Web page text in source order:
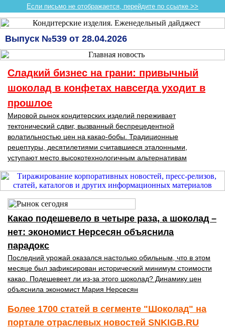
Если письмо не отображается, перейдите по ссылке >>
Выпуск №539 от 28.04.2026
Сладкий бизнес на грани: привычный
шоколад в конфетах навсегда уходит в
прошлое
Мировой рынок кондитерских изделий переживает
тектонический сдвиг, вызванный беспрецедентной
волатильностью цен на какао-бобы. Традиционные
рецептуры, десятилетиями считавшиеся эталонными,
уступают место высокотехнологичным альтернативам
Какао подешевело в четыре раза, а шоколад –
нет: экономист Нерсесян объяснила
парадокс
Последний урожай оказался настолько обильным, что в этом
месяце был зафиксирован исторический минимум стоимости
какао. Подешевеет ли из-за этого шоколад? Динамику цен
объяснила экономист Мария Нерсесян
Более 1700 статей в сегменте "Шоколад" на
портале отраслевых новостей SNKIGB.RU